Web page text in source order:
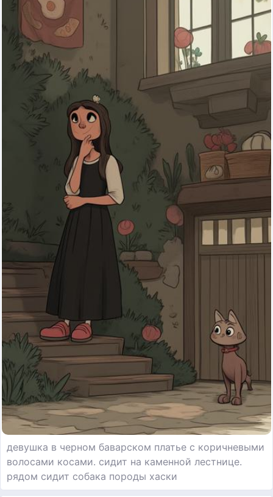
девушка в черном баварском платье с коричневыми
волосами косами. сидит на каменной лестнице.
рядом сидит собака породы хаски